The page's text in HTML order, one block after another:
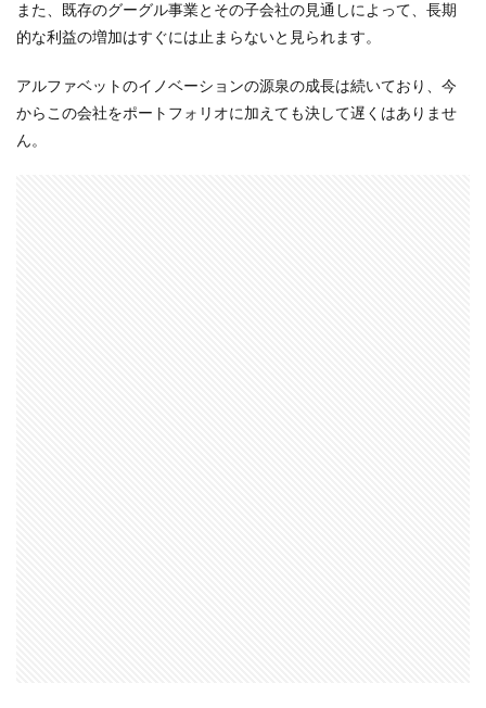
また、既存のグーグル事業とその子会社の見通しによって、長期
的な利益の増加はすぐには止まらないと見られます。
アルファベットのイノベーションの源泉の成長は続いており、今
からこの会社をポートフォリオに加えても決して遅くはありませ
ん。